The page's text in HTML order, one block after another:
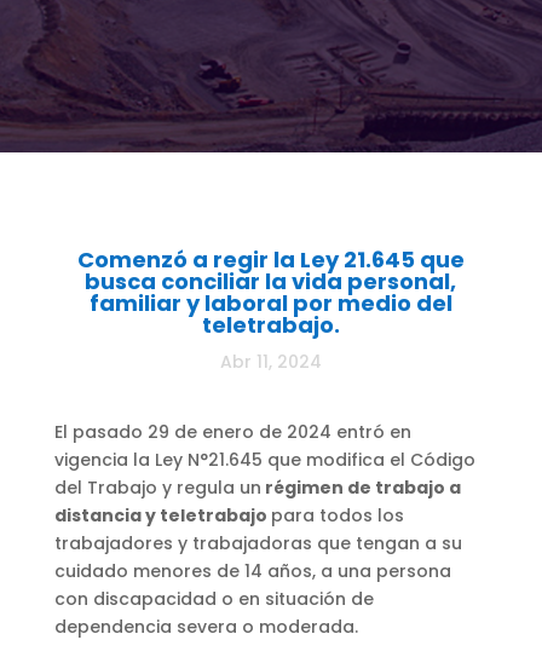
Comenzó a regir la Ley 21.645 que
busca conciliar la vida personal,
familiar y laboral por medio del
teletrabajo.
Abr 11, 2024
El pasado 29 de enero de 2024 entró en
vigencia la Ley N°21.645 que modifica el Código
del Trabajo y regula un régimen de trabajo a
distancia y teletrabajo para todos los
trabajadores y trabajadoras que tengan a su
cuidado menores de 14 años, a una persona
con discapacidad o en situación de
dependencia severa o moderada.